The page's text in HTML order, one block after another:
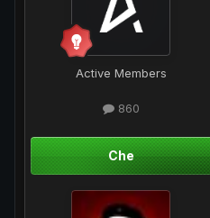
Active Members
860
Che